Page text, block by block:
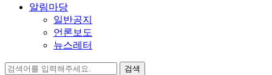
알림마당
일반공지
언론보도
뉴스레터
검